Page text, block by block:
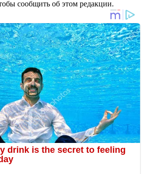
сообщить об этом редакции.